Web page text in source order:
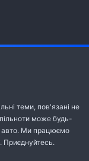
теми, пов'язані не
може будь-
авто. Ми працюємо
Приєднуйтесь.